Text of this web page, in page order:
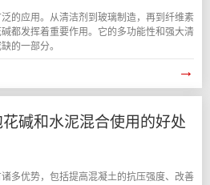
的应用。从清洁剂到玻璃制造，再到纤维素
都发挥着重要作用。它的多功能性和强大清
的一部分。
→
碱和水泥混合使用的好处
多优势，包括提高混凝土的抗压强度、改善